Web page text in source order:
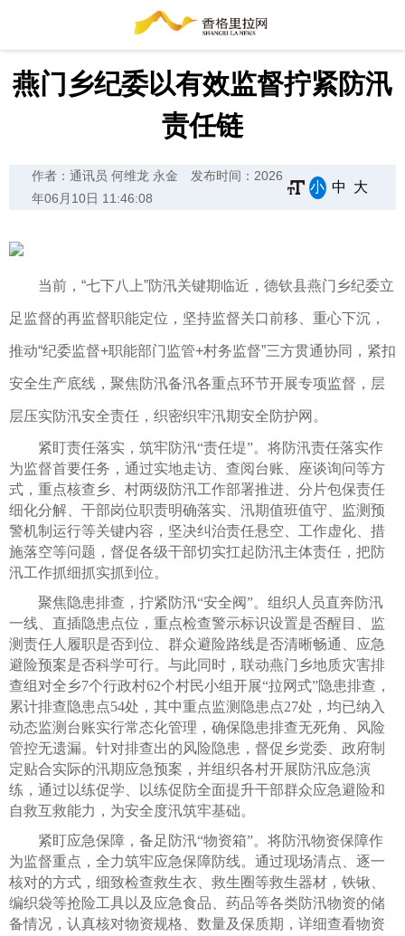
燕门乡纪委以有效监督拧紧防汛
责任链
作者：通讯员 何维龙 永金
发布时间：2026
年06月10日 11:46:08
小 中 大
当前，“七下八上”防汛关键期临近，德钦县燕门乡纪委立
足监督的再监督职能定位，坚持监督关口前移、重心下沉，
推动“纪委监督+职能部门监管+村务监督”三方贯通协同，紧扣
安全生产底线，聚焦防汛备汛各重点环节开展专项监督，层
层压实防汛安全责任，织密织牢汛期安全防护网。
紧盯责任落实，筑牢防汛“责任堤”。将防汛责任落实作
为监督首要任务，通过实地走访、查阅台账、座谈询问等方
式，重点核查乡、村两级防汛工作部署推进、分片包保责任
细化分解、干部岗位职责明确落实、汛期值班值守、监测预
警机制运行等关键内容，坚决纠治责任悬空、工作虚化、措
施落空等问题，督促各级干部切实扛起防汛主体责任，把防
汛工作抓细抓实抓到位。
聚焦隐患排查，拧紧防汛“安全阀”。组织人员直奔防汛
一线、直插隐患点位，重点检查警示标识设置是否醒目、监
测责任人履职是否到位、群众避险路线是否清晰畅通、应急
避险预案是否科学可行。与此同时，联动燕门乡地质灾害排
查组对全乡7个行政村62个村民小组开展“拉网式”隐患排查，
累计排查隐患点54处，其中重点监测隐患点27处，均已纳入
动态监测台账实行常态化管理，确保隐患排查无死角、风险
管控无遗漏。针对排查出的风险隐患，督促乡党委、政府制
定贴合实际的汛期应急预案，并组织各村开展防汛应急演
练，通过以练促学、以练促防全面提升干部群众应急避险和
自救互救能力，为安全度汛筑牢基础。
紧盯应急保障，备足防汛“物资箱”。将防汛物资保障作
为监督重点，全力筑牢应急保障防线。通过现场清点、逐一
核对的方式，细致检查救生衣、救生圈等救生器材，铁锹、
编织袋等抢险工具以及应急食品、药品等各类防汛物资的储
备情况，认真核对物资规格、数量及保质期，详细查看物资